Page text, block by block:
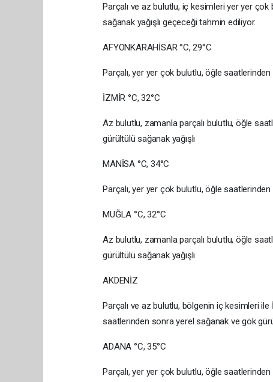
Parçalı ve az bulutlu, iç kesimleri yer yer
sağanak yağışlı geçeceği tahmin ediliyor.
AFYONKARAHİSAR °C, 29°C
Parçalı, yer yer çok bulutlu, öğle
İZMİR °C, 32°C
Az bulutlu, zamanla parçalı bulutlu, öğle
gürültülü sağanak yağışlı
MANİSA °C, 34°C
Parçalı, yer yer çok bulutlu, öğle
MUĞLA °C, 32°C
Az bulutlu, zamanla parçalı bulutlu, öğle
gürültülü sağanak yağışlı
AKDENİZ
Parçalı ve az bulutlu, bölgenin iç kesimleri
saatlerinden sonra yerel sağanak ve gök
ADANA °C, 35°C
Parçalı, yer yer çok bulutlu, öğle